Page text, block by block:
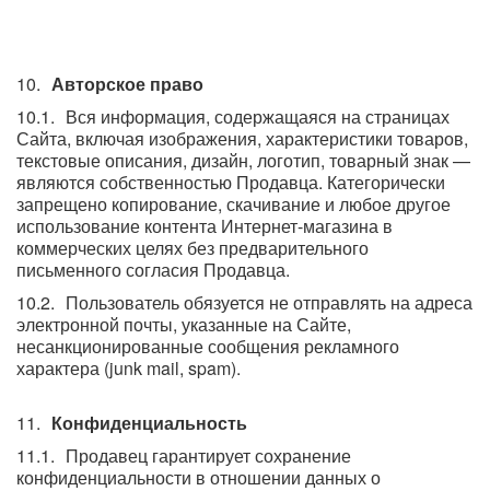
Авторское право
Вся информация, содержащаяся на страницах
Сайта, включая изображения, характеристики товаров,
текстовые описания, дизайн, логотип, товарный знак —
являются собственностью Продавца. Категорически
запрещено копирование, скачивание и любое другое
использование контента Интернет-магазина в
коммерческих целях без предварительного
письменного согласия Продавца.
Пользователь обязуется не отправлять на адреса
электронной почты, указанные на Сайте,
несанкционированные сообщения рекламного
характера (junk mail, spam).
Конфиденциальность
Продавец гарантирует сохранение
конфиденциальности в отношении данных о